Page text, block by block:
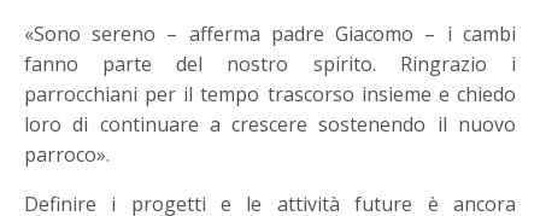
«Sono sereno – afferma padre Giacomo – i cambi
fanno parte del nostro spirito. Ringrazio i
parrocchiani per il tempo trascorso insieme e chiedo
loro di continuare a crescere sostenendo il nuovo
parroco».
Definire i progetti e le attività future è ancora